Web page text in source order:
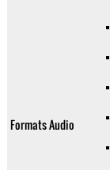
Formats Audio